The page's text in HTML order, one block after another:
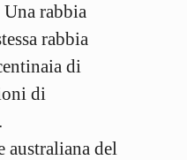
Una rabbia
rabbia
di
di
australiana del